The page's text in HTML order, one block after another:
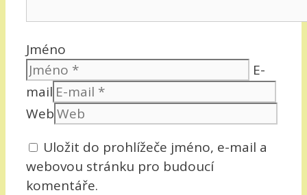
Jméno
E-
mail
Web
Uložit do prohlížeče jméno, e-mail a
webovou stránku pro budoucí
komentáře.